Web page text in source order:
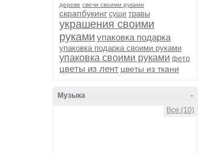
дереве свечи своими руками
скрапбукинг суши травы
украшения своими
руками упаковка подарка
упаковка подарка своими руками
упаковка своими руками фетр
цветы из лент цветы из ткани
-
Музыка
Все (10)